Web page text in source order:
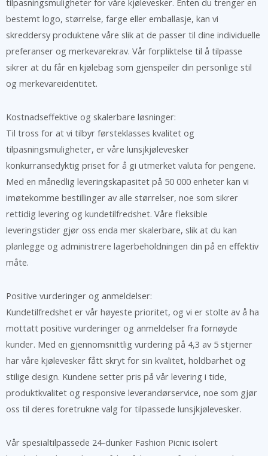
bestemt logo, størrelse, farge eller emballasje, kan vi
skreddersy produktene våre slik at de passer til dine individuelle
preferanser og merkevarekrav. Vår forpliktelse til å tilpasse
sikrer at du får en kjølebag som gjenspeiler din personlige stil
og merkevareidentitet.
Kostnadseffektive og skalerbare løsninger:
Til tross for at vi tilbyr førsteklasses kvalitet og
tilpasningsmuligheter, er våre lunsjkjølevesker
konkurransedyktig priset for å gi utmerket valuta for pengene.
Med en månedlig leveringskapasitet på 50 000 enheter kan vi
imøtekomme bestillinger av alle størrelser, noe som sikrer
rettidig levering og kundetilfredshet. Våre fleksible
leveringstider gjør oss enda mer skalerbare, slik at du kan
planlegge og administrere lagerbeholdningen din på en effektiv
måte.
Positive vurderinger og anmeldelser:
Kundetilfredshet er vår høyeste prioritet, og vi er stolte av å ha
mottatt positive vurderinger og anmeldelser fra fornøyde
kunder. Med en gjennomsnittlig vurdering på 4,3 av 5 stjerner
har våre kjølevesker fått skryt for sin kvalitet, holdbarhet og
stilige design. Kundene setter pris på vår levering i tide,
produktkvalitet og responsive leverandørservice, noe som gjør
oss til deres foretrukne valg for tilpassede lunsjkjølevesker.
Vår spesialtilpassede 24-dunker Fashion Picnic isolert